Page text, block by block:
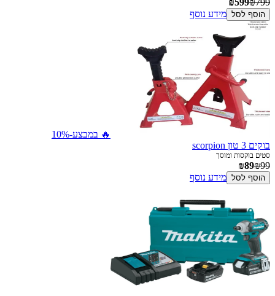
₪599₪799
הוסף לסל מידע נוסף
🔥 במבצע-10%
בוקים 3 טון scorpion
סטים בוקסות ומוסך
₪89₪99
הוסף לסל מידע נוסף